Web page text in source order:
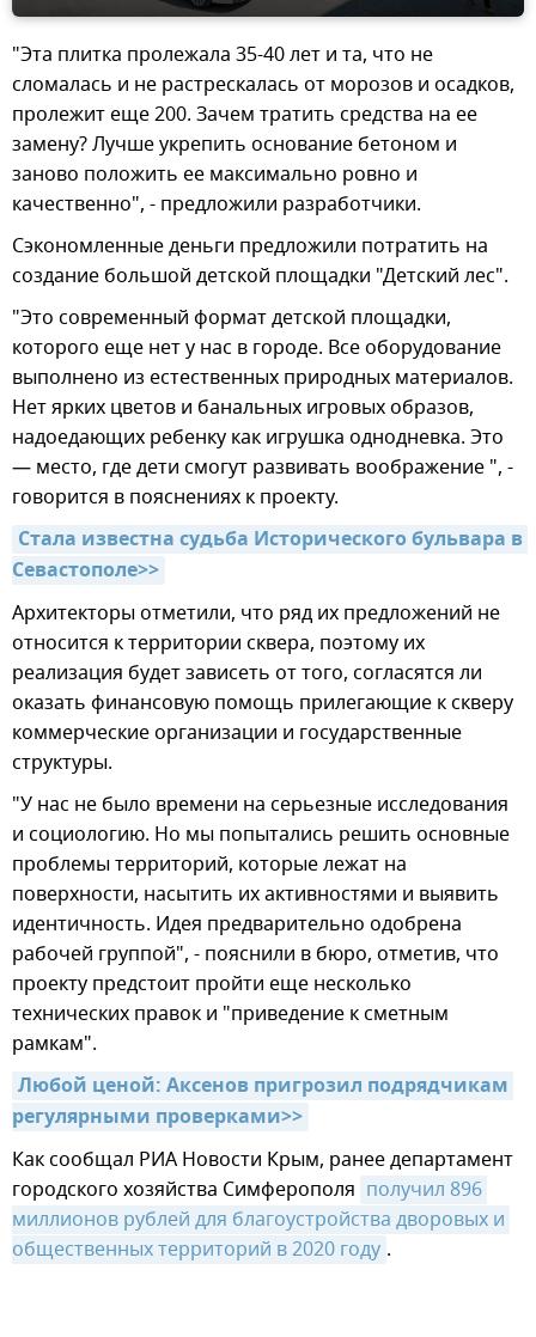
"Эта плитка пролежала 35-40 лет и та, что не
сломалась и не растрескалась от морозов и осадков,
пролежит еще 200. Зачем тратить средства на ее
замену? Лучше укрепить основание бетоном и
заново положить ее максимально ровно и
качественно", - предложили разработчики.
Сэкономленные деньги предложили потратить на
создание большой детской площадки "Детский лес".
"Это современный формат детской площадки,
которого еще нет у нас в городе. Все оборудование
выполнено из естественных природных материалов.
Нет ярких цветов и банальных игровых образов,
надоедающих ребенку как игрушка однодневка. Это
— место, где дети смогут развивать воображение ", -
говорится в пояснениях к проекту.
Стала известна судьба Исторического бульвара в
Севастополе>>
Архитекторы отметили, что ряд их предложений не
относится к территории сквера, поэтому их
реализация будет зависеть от того, согласятся ли
оказать финансовую помощь прилегающие к скверу
коммерческие организации и государственные
структуры.
"У нас не было времени на серьезные исследования
и социологию. Но мы попытались решить основные
проблемы территорий, которые лежат на
поверхности, насытить их активностями и выявить
идентичность. Идея предварительно одобрена
рабочей группой", - пояснили в бюро, отметив, что
проекту предстоит пройти еще несколько
технических правок и "приведение к сметным
рамкам".
Любой ценой: Аксенов пригрозил подрядчикам
регулярными проверками>>
Как сообщал РИА Новости Крым, ранее департамент
городского хозяйства Симферополя получил 896
миллионов рублей для благоустройства дворовых и
общественных территорий в 2020 году .